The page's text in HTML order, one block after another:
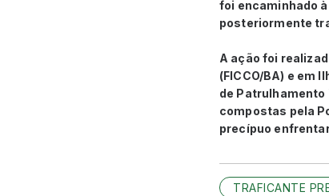
foi encaminhado
posteriormente
A ação foi
(FICCO/BA) e em
de Patrulhamento
compostas pela
precípuo
TRAFICANTE